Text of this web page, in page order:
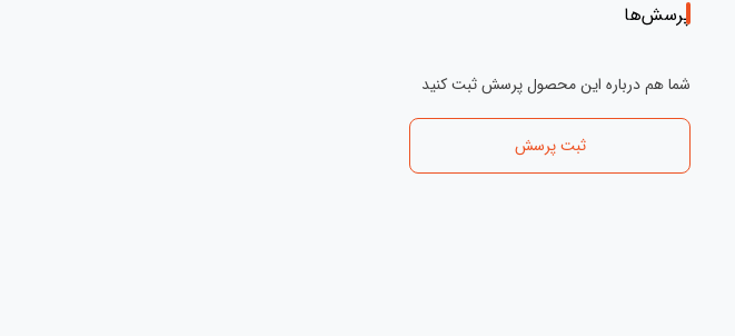
پرسش‌ها
شما هم درباره این محصول پرسش ثبت کنید
ثبت پرسش